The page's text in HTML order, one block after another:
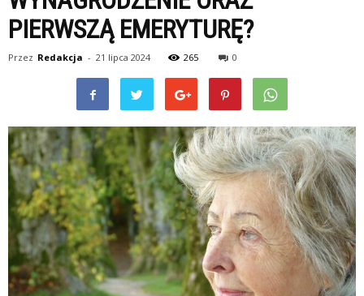
PIERWSZĄ EMERYTURĘ?
Przez Redakcja - 21 lipca 2024 265 0